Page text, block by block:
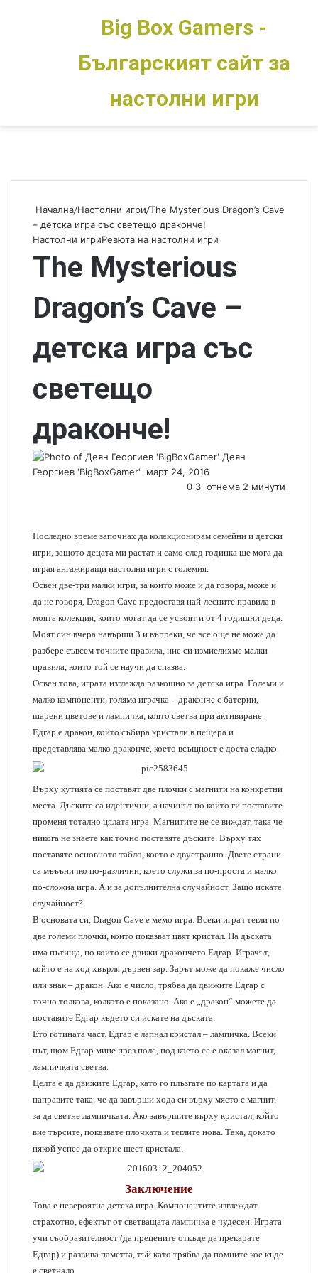
Switch skin
Big Box Gamers -
Българският сайт за
настолни игри
Начална/Настолни игри/The Mysterious Dragon’s Cave
– детска игра със светещо драконче!
Настолни игриРевюта на настолни игри
The Mysterious
Dragon’s Cave –
детска игра със
светещо
драконче!
Деян
Георгиев 'BigBoxGamer'
S
a
i
l
март 24, 2016
0 3 отнема 2 минути
Последно време започнах да колекционирам семейни и детски
игри, защото децата ми растат и само след годинка ще мога да
играя ангажиращи настолни игри с големия.
Освен две-три малки игри, за които може и да говоря, може и
да не говоря, Dragon Cave предоставя най-лесните правила в
моята колекция, които могат да се усвоят и от 4 годишни деца.
Моят син вчера навърши 3 и въпреки, че все още не може да
разбере съвсем точните правила, ние си измислихме малки
правила, които той се научи да спазва.
Освен това, играта изглежда разкошно за детска игра. Големи и
малко компоненти, голяма играчка – драконче с батерии,
шарени цветове и лампичка, която светва при активиране.
Едгар е дракон, който събира кристали в пещера и
представлява малко драконче, което всъщност е доста сладко.
Върху кутията се поставят две плочки с магнити на конкретни
места. Дъските са идентични, а начинът по който ги поставите
променя тотално цялата игра. Магнитите не се виждат, така че
никога не знаете как точно поставяте дъските. Върху тях
поставяте основното табло, което е двустранно. Двете страни
са мъъъничко по-различни, което служи за по-проста и малко
по-сложна игра. А и за допълнителна случайност. Защо искате
случайност?
В основата си, Dragon Cave е мемо игра. Всеки играч тегли по
две големи плочки, които показват цвят кристал. На дъската
има пътища, по които се движи дракончето Едгар. Играчът,
който е на ход хвърля дървен зар. Зарът може да покаже число
или знак – дракон. Ако е число, трябва да движите Едгар с
точно толкова, колкото е показано. Ако е „дракон“ можете да
поставите Едгар където си искате на дъската.
Ето готината част. Едгар е лапнал кристал – лампичка. Всеки
път, щом Едгар мине през поле, под което се е оказал магнит,
лампичката светва.
Целта е да движите Едгар, като го плъзгате по картата и да
направите така, че да завърши хода си върху място с магнит,
за да светне лампичката. Ако завършите върху кристал, който
вие търсите, показвате плочката и теглите нова. Така, докато
някой успее да открие шест кристала.
Заключение
Това е невероятна детска игра. Компонентите изглеждат
страхотно, ефектът от светващата лампичка е чудесен. Играта
учи съобразителност (да прецените откъде да прекарате
Едгар) и развива паметта, тъй като трябва да помните кое къде
е светнало.